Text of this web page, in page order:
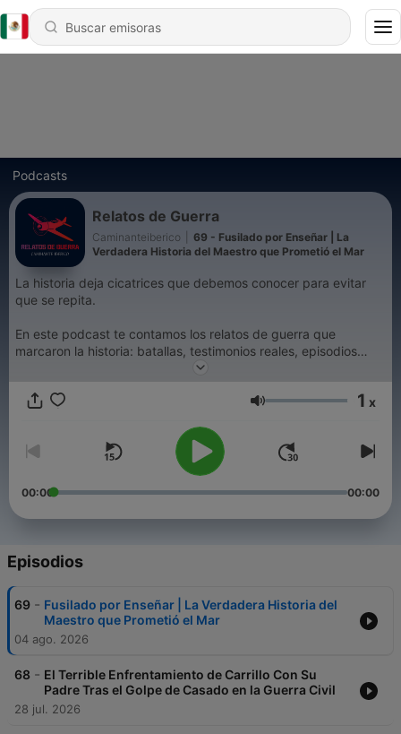
Podcasts
Relatos de Guerra
Caminanteiberico
69 - Fusilado por Enseñar | La
Verdadera Historia del Maestro que Prometió el Mar
La historia deja cicatrices que debemos conocer para evitar
que se repita.
En este podcast te contamos los relatos de guerra que
marcaron la historia: batallas, testimonios reales, episodios
olvidados y voces silenciadas por el paso del tiempo.
Con una narración envolvente y un enfoque humano, te
habitamos, sin ruido ni glorificación: solo memoria.
Si te apasiona entender la historia contada por sus
protagonistas, suscríbete, activa la campana y forma parte de
https://www.spreaker.com/podcast/relatos-de-guerra-
-6731681/support
Volumen 1 x
00:00 00:00
Episodios
69 - Fusilado por Enseñar | La Verdadera Historia del
Maestro que Prometió el Mar
04 ago. 2026
68 - El Terrible Enfrentamiento de Carrillo Con Su
Padre Tras el Golpe de Casado en la Guerra Civil
28 jul. 2026